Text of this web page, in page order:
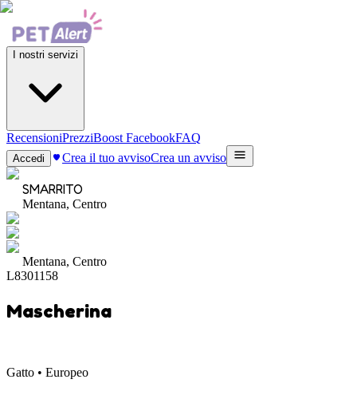
I nostri servizi
RecensioniPrezziBoost FacebookFAQ
Accedi Crea il tuo avvisoCrea un avviso
SMARRITO
Mentana, Centro
Mentana, Centro
L8301158
Mascherina
Gatto • Europeo